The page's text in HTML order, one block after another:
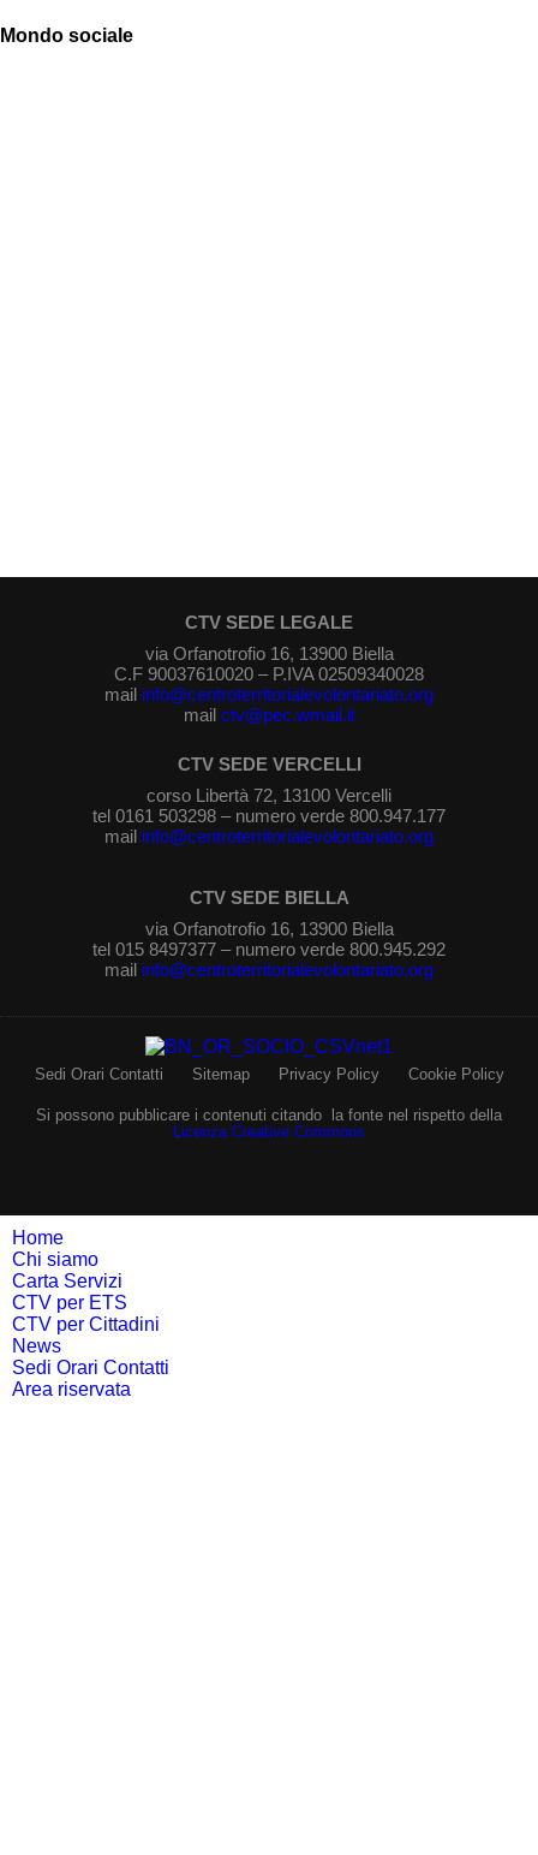
Mondo sociale
CTV SEDE LEGALE
via Orfanotrofio 16, 13900 Biella
C.F 90037610020 – P.IVA 02509340028
mail info@centroterritorialevolontariato.org
mail ctv@pec.wmail.it
CTV SEDE VERCELLI
corso Libertà 72, 13100 Vercelli
tel 0161 503298 – numero verde 800.947.177
mail info@centroterritorialevolontariato.org
CTV SEDE BIELLA
via Orfanotrofio 16, 13900 Biella
tel 015 8497377 – numero verde 800.945.292
mail info@centroterritorialevolontariato.org
Sedi Orari Contatti Sitemap Privacy Policy Cookie Policy
Si possono pubblicare i contenuti citando la fonte nel rispetto della
Licenza Creative Commons
Home
Chi siamo
Carta Servizi
CTV per ETS
CTV per Cittadini
News
Sedi Orari Contatti
Area riservata